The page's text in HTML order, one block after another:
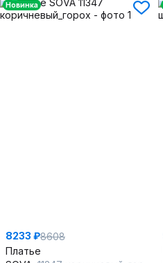
Новинка
8233 ₽8608
Платье